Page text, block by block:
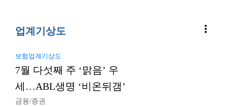
업계기상도 more_vert
보험업계기상도
7월 다섯째 주 ‘맑음’ 우
세…ABL생명 ‘비온뒤갬’
금융/증권